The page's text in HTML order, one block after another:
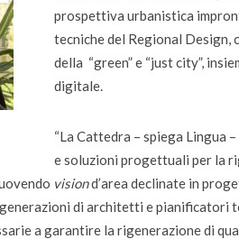
prospettiva urbanistica
tecniche del Regional
della “green” e “just city”,
digitale.
“La Cattedra – spiega Lingua
e soluzioni progettuali per la
visiond’area declinate in
di architetti e
a garantire la rigenerazione di
ascolta la voce dei
da